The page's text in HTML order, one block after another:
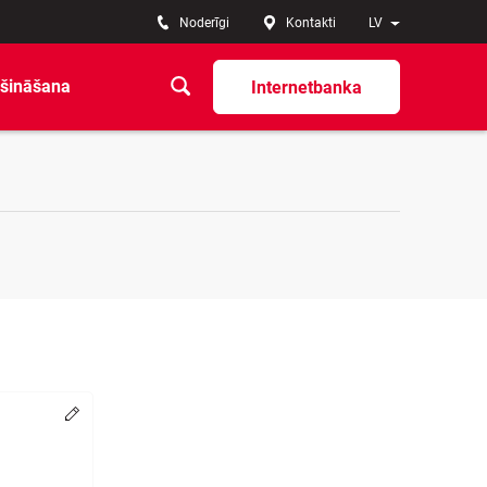
LV
Noderīgi Kontakti
Internetbanka
Change